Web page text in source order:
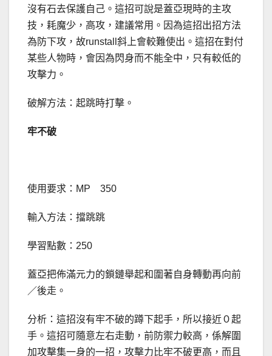
沒有石去保護自己。這招可說是蓋亞現時的主攻
技，耗魔少，高攻，建議常用。因為這招出招方法
為防下攻，故runstall斜上會較難使出。這招在對付
某些人物時，會因為閃身而不能全中，只有較低的
攻擊力。
破解方法：起跳時打擊。
牢不破
使用要求：MP 350
輸入方法：擋跳跳
學習點數：250
蓋亞把佈滿元力的鎖鏈舉起和圍著自身轉動再向前
／後走。
分析：這招沒有牢不破的蹲下起手，所以接近０起
手。這招可隨意左右走動，前防禦力較高，係解圍
加攻擊集一身的一招，攻擊力比牢不破更高，而且